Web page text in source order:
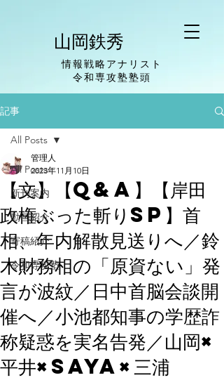
山岡鉄秀
情報戦略アナリスト
​令和専攻塾塾頭
記事
All Posts
新刊案内
動画紹介
寄稿紹介
令和専攻塾
All Posts
【文】【Q&A】【岸田
政権ぶった斬りSP】首
相、年内解散見送りへ／鈴
木財務相の「原資ない」発
言が波紋／日中首脳会談開
催へ／小池都知事の学歴詐
称疑惑を実名告発／山岡×
平井×Saya×三浦
管理人
2023年11月10日